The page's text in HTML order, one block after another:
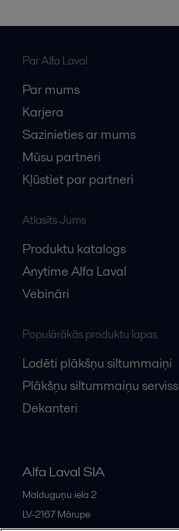
Par Alfa Laval
Par mums
Karjera
Sazinieties ar mums
Mūsu partneri
Kļūstiet par partneri
Atlasīts Jums
Produktu katalogs
Anytime Alfa Laval
Vebināri
Populārākās produktu lapas
Lodēti plākšņu siltummaiņi
Plākšņu siltummaiņu serviss
Dekanteri
Alfa Laval SIA
Malduguņu iela 2
LV-2167 Mārupe